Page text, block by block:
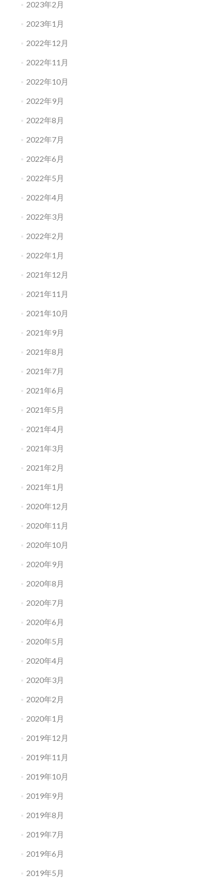
2023年2月
2023年1月
2022年12月
2022年11月
2022年10月
2022年9月
2022年8月
2022年7月
2022年6月
2022年5月
2022年4月
2022年3月
2022年2月
2022年1月
2021年12月
2021年11月
2021年10月
2021年9月
2021年8月
2021年7月
2021年6月
2021年5月
2021年4月
2021年3月
2021年2月
2021年1月
2020年12月
2020年11月
2020年10月
2020年9月
2020年8月
2020年7月
2020年6月
2020年5月
2020年4月
2020年3月
2020年2月
2020年1月
2019年12月
2019年11月
2019年10月
2019年9月
2019年8月
2019年7月
2019年6月
2019年5月